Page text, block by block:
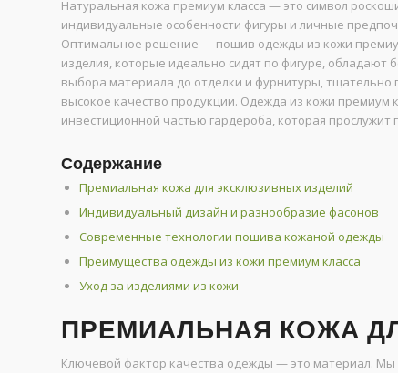
Натуральная кожа премиум класса — это символ
индивидуальные особенности фигуры и личные
Оптимальное решение — пошив одежды из кожи
изделия, которые идеально сидят по фигуре,
выбора материала до отделки и фурнитуры, тщательно
высокое качество продукции. Одежда из кожи премиум
инвестиционной частью гардероба, которая прослужит
Содержание
Премиальная кожа для эксклюзивных изделий
Индивидуальный дизайн и разнообразие фасонов
Современные технологии пошива кожаной одежды
Преимущества одежды из кожи премиум класса
Уход за изделиями из кожи
ПРЕМИАЛЬНАЯ КОЖА
Ключевой фактор качества одежды — это материал. Мы